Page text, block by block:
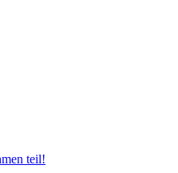
teil!